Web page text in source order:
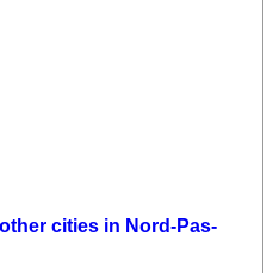
cities in Nord-Pas-